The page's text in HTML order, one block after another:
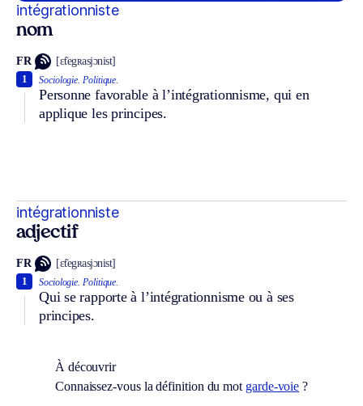
intégrationniste
nom
FR [ɛ̃tegʀasjɔnist]
Sociologie. Politique.
Personne favorable à l’intégrationnisme, qui en
applique les principes.
1
intégrationniste
adjectif
FR [ɛ̃tegʀasjɔnist]
Sociologie. Politique.
Qui se rapporte à l’intégrationnisme ou à ses
principes.
1
À découvrir
Connaissez-vous la définition du mot garde-voie ?